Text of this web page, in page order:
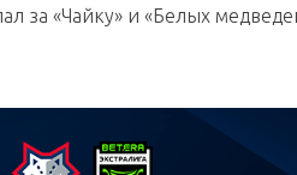
за «Чайку» и «Белых